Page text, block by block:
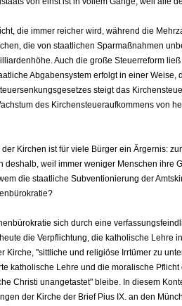
die immer reicher wird, während die
die von staatlichen Sparmaßnahmen
Auch die große Steuerreform
Abgabensystem erfolgt in einer
steigt das
des Kirchensteueraufkommens von
Kirchen ist für viele Bürger ein Ärgernis:
deshalb, weil immer weniger Menschen ihre
die staatliche Subventionierung der
sich durch eine
die Verpflichtung, die katholische Lehre
Kirche, "sittliche und religiöse Irrtümer zu
katholische Lehre und die moralische
Christi unangetastet" bleibe. In diesem
der Kirche der Brief Pius IX. an den